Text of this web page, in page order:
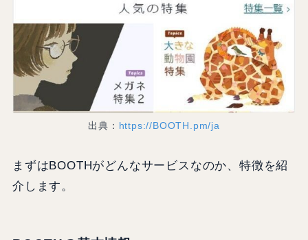
出典： https://BOOTH.pm/ja
まずはBOOTHがどんなサービスなのか、特徴を紹
介します。